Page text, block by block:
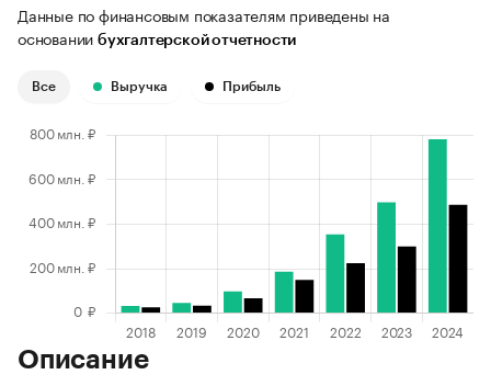
Данные по финансовым показателям приведены на
основании бухгалтерской отчетности
Все Выручка Прибыль
Описание